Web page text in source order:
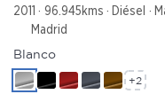
2011 96.945kms Diésel
Madrid
Blanco
+2